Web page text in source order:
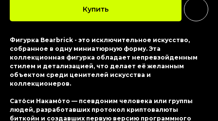
Купить
Фигурка Bearbrick - это исключительное искусство,
собранное в одну миниатюрную форму. Эта
коллекционная фигурка обладает непревзойденным
стилем и детализацией, что делает её желанным
объектом среди ценителей искусства и
коллекционеров.
Сато́си Накамо́то — псевдоним человека или группы
людей, разработавших протокол криптовалюты
биткойн и создавших первую версию программного